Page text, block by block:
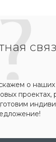
о наших
проектах,